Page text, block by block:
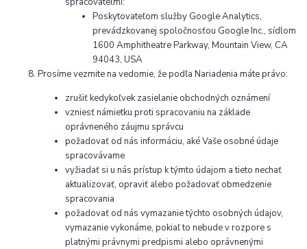
Poskytovateľom služby Google Analytics,
prevádzkovanej spoločnosťou Google Inc., sídlom
1600 Amphitheatre Parkway, Mountain View, CA
94043, USA
Prosíme vezmite na vedomie, že podľa Nariadenia máte právo:
zrušiť kedykoľvek zasielanie obchodných oznámení
vzniesť námietku proti spracovaniu na základe
oprávneného záujmu správcu
požadovať od nás informáciu, aké Vaše osobné údaje
spracovávame
vyžiadať si u nás prístup k týmto údajom a tieto nechať
aktualizovať, opraviť alebo požadovať obmedzenie
spracovania
požadovať od nás vymazanie týchto osobných údajov,
vymazanie vykonáme, pokiaľ to nebude v rozpore s
platnými právnymi predpismi alebo oprávnenými